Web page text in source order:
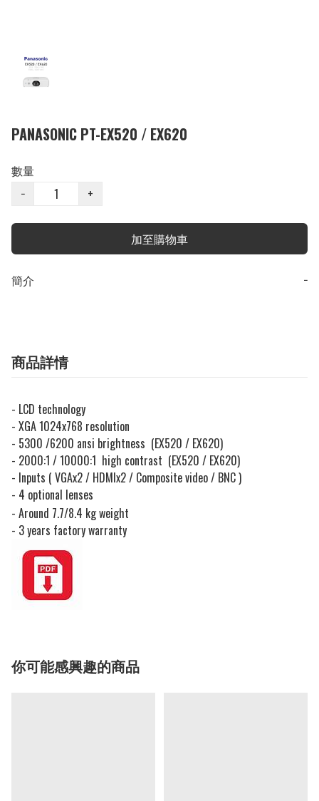
PANASONIC PT-EX520 / EX620
數量
−
+
加至購物車
簡介 −
商品詳情
- LCD technology
- XGA 1024x768 resolution
- 5300 /6200 ansi brightness (EX520 / EX620)
- 2000:1 / 10000:1 high contrast (EX520 / EX620)
- Inputs ( VGAx2 / HDMIx2 / Composite video / BNC )
- 4 optional lenses
- Around 7.7/8.4 kg weight
- 3 years factory warranty
你可能感興趣的商品